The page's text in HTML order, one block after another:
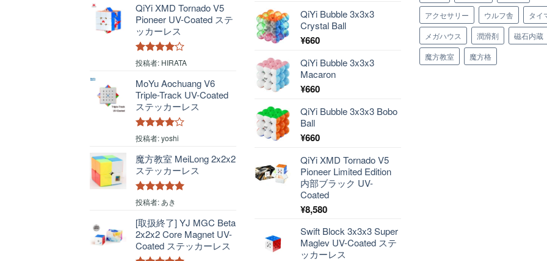
QiYi XMD Tornado V5
Pioneer UV-Coated ステ
ッカーレス
5段階中4
投稿者: HIRATA
MoYu Aochuang V6
Triple-Track UV-Coated
ステッカーレス
5段階中4
の評価
投稿者: yoshi
魔方教室 MeiLong 2x2x2
ステッカーレス
5段階中 5
投稿者: あき
[取扱終了] YJ MGC Beta
2x2x2 Core Magnet UV-
Coated ステッカーレス
QiYi Bubble 3x3x3
Crystal Ball
¥660
QiYi Bubble 3x3x3
Macaron
¥660
QiYi Bubble 3x3x3 Bobo
Ball
¥660
QiYi XMD Tornado V5
Pioneer Limited Edition
内部ブラック UV-
Coated
¥8,580
Swift Block 3x3x3 Super
Maglev UV-Coated ステ
ッカーレス
アクセサリー
ウルフ舎
タイ
メガハウス
潤滑剤
磁石内蔵
魔方教室
魔方格